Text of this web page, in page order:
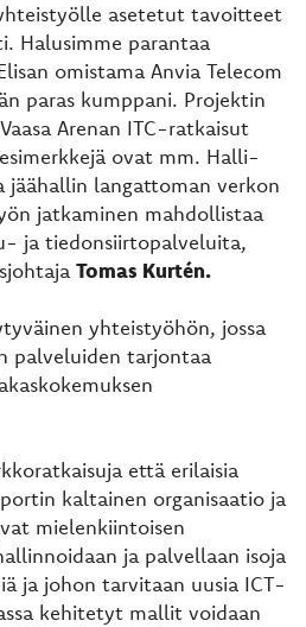
asetetut tavoitteet
Halusimme parantaa
omistama Anvia Telecom
paras kumppani. Projektin
Arenan ITC-ratkaisut
ovat mm. Halli-
jäähallin langattoman verkon
jatkaminen mahdollistaa
ja tiedonsiirtopalveluita,
Tomas Kurtén.
yhteistyöhön, jossa
palveluiden tarjontaa
että erilaisia
kaltainen organisaatio ja
mielenkiintoisen
ja palvellaan isoja
ja johon tarvitaan uusia ICT-
kehitetyt mallit voidaan